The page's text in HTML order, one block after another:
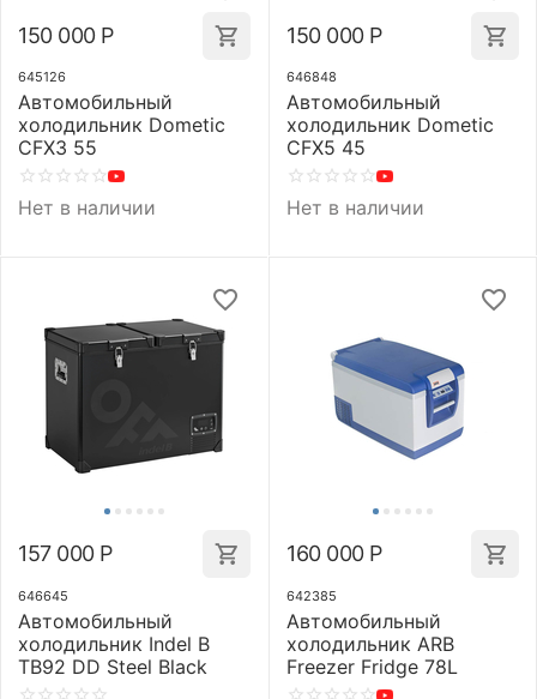
150 000 Р
645126
Автомобильный
холодильник Dometic
CFX3 55
Нет в наличии
150 000 Р
646848
Автомобильный
холодильник Dometic
CFX5 45
Нет в наличии
157 000 Р
646645
Автомобильный
холодильник Indel B
TB92 DD Steel Black
160 000 Р
642385
Автомобильный
холодильник ARB
Freezer Fridge 78L